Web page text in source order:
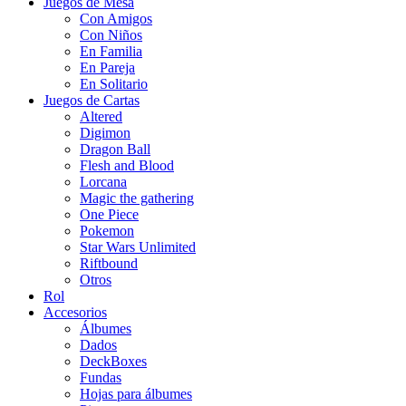
Con Amigos
Con Niños
En Familia
En Pareja
En Solitario
Juegos de Cartas
Altered
Digimon
Dragon Ball
Flesh and Blood
Lorcana
Magic the gathering
One Piece
Pokemon
Star Wars Unlimited
Riftbound
Otros
Rol
Accesorios
Álbumes
Dados
DeckBoxes
Fundas
Hojas para álbumes